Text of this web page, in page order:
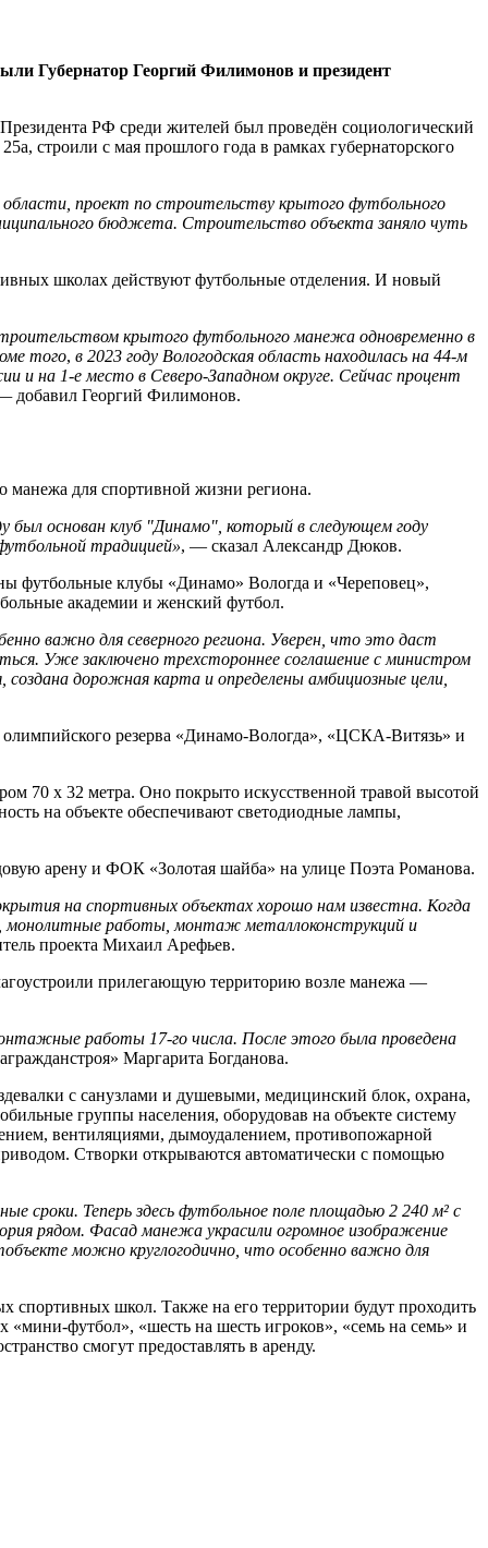
Губернатор Георгий Филимонов и президент
РФ среди жителей был проведён социологический
строили с мая прошлого года в рамках губернаторского
проект по строительству крытого футбольного
бюджета. Строительство объекта заняло чуть
школах действуют футбольные отделения. И новый
крытого футбольного манежа одновременно в
того, в 2023 году Вологодская область находилась на 44-м
и на 1-е место в Северо-Западном округе. Сейчас процент
— добавил Георгий Филимонов.
манежа для спортивной жизни региона.
был основан клуб "Динамо", который в следующем году
традицией», — сказал Александр Дюков.
футбольные клубы «Динамо» Вологда и «Череповец»,
академии и женский футбол.
важно для северного региона. Уверен, что это даст
Уже заключено трехстороннее соглашение с министром
дорожная карта и определены амбициозные цели,
резерва «Динамо-Вологда», «ЦСКА-Витязь» и
70 х 32 метра. Оно покрыто искусственной травой высотой
на объекте обеспечивают светодиодные лампы,
арену и ФОК «Золотая шайба» на улице Поэта Романова.
на спортивных объектах хорошо нам известна. Когда
монолитные работы, монтаж металлоконструкций и
проекта Михаил Арефьев.
прилегающую территорию возле манежа —
работы 17-го числа. После этого была проведена
Маргарита Богданова.
с санузлами и душевыми, медицинский блок, охрана,
группы населения, оборудовав на объекте систему
вентиляциями, дымоудалением, противопожарной
Створки открываются автоматически с помощью
сроки. Теперь здесь футбольное поле площадью 2 240 м² с
рядом. Фасад манежа украсили огромное изображение
можно круглогодично, что особенно важно для
спортивных школ. Также на его территории будут проходить
«мини-футбол», «шесть на шесть игроков», «семь на семь» и
смогут предоставлять в аренду.